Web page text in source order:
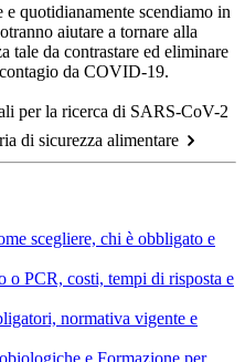
quotidianamente scendiamo in
aiutare a tornare alla
tale da contrastare ed eliminare
da COVID-19.
per la ricerca di SARS-CoV-2
di sicurezza alimentare
scegliere, chi è obbligato e
o PCR, costi, tempi di risposta e
normativa vigente e